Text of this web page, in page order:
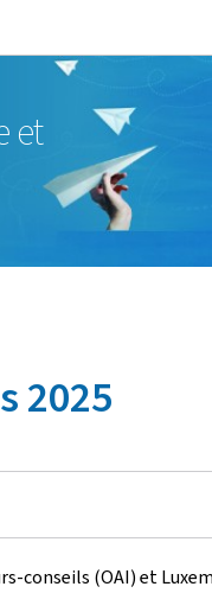
et
2025
conseils (OAI) et